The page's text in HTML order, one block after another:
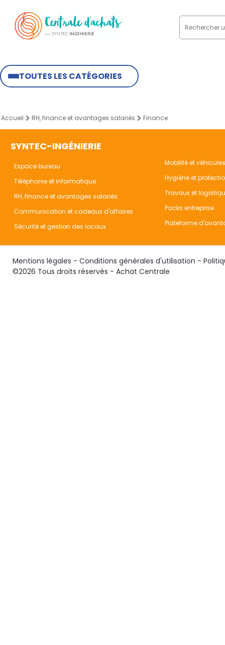
TOUTES LES CATÉGORIES
Accueil RH, finance et avantages salariés Finance
SYNTEC-INGÉNIERIE
Espace bureau
Téléphonie et informatique
RH, finance et avantages salariés
Communication et cadeaux d'affaires
Sécurité et gestion des locaux
Mobilité et véhicules
Hygiène et
Travaux et
Packs entreprise
Plateforme
Mentions légales - Conditions générales d'utilisation -
©2026 Tous droits réservés - Achat Centrale